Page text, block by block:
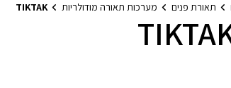
תאורת פנים מערכות תאורה מודולריות TIKTAK